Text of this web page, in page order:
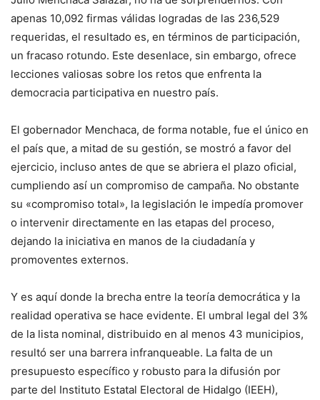
apenas 10,092 firmas válidas logradas de las 236,529
requeridas, el resultado es, en términos de participación,
un fracaso rotundo. Este desenlace, sin embargo, ofrece
lecciones valiosas sobre los retos que enfrenta la
democracia participativa en nuestro país.
El gobernador Menchaca, de forma notable, fue el único en
el país que, a mitad de su gestión, se mostró a favor del
ejercicio, incluso antes de que se abriera el plazo oficial,
cumpliendo así un compromiso de campaña. No obstante
su «compromiso total», la legislación le impedía promover
o intervenir directamente en las etapas del proceso,
dejando la iniciativa en manos de la ciudadanía y
promoventes externos.
Y es aquí donde la brecha entre la teoría democrática y la
realidad operativa se hace evidente. El umbral legal del 3%
de la lista nominal, distribuido en al menos 43 municipios,
resultó ser una barrera infranqueable. La falta de un
presupuesto específico y robusto para la difusión por
parte del Instituto Estatal Electoral de Hidalgo (IEEH),